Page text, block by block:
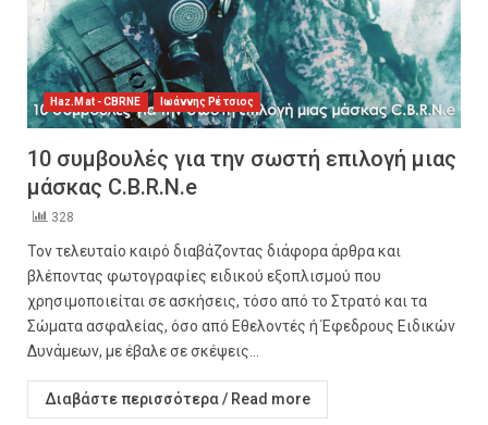
Haz.Mat - CBRNE Ιωάννης Ρέτσιος
10 συμβουλές για την σωστή επιλογή μιας
μάσκας C.B.R.N.e
328
Τον τελευταίο καιρό διαβάζοντας διάφορα άρθρα και
βλέποντας φωτογραφίες ειδικού εξοπλισμού που
χρησιμοποιείται σε ασκήσεις, τόσο από το Στρατό και τα
Σώματα ασφαλείας, όσο από Εθελοντές ή Έφεδρους Ειδικών
Δυνάμεων, με έβαλε σε σκέψεις...
Διαβάστε περισσότερα / Read more